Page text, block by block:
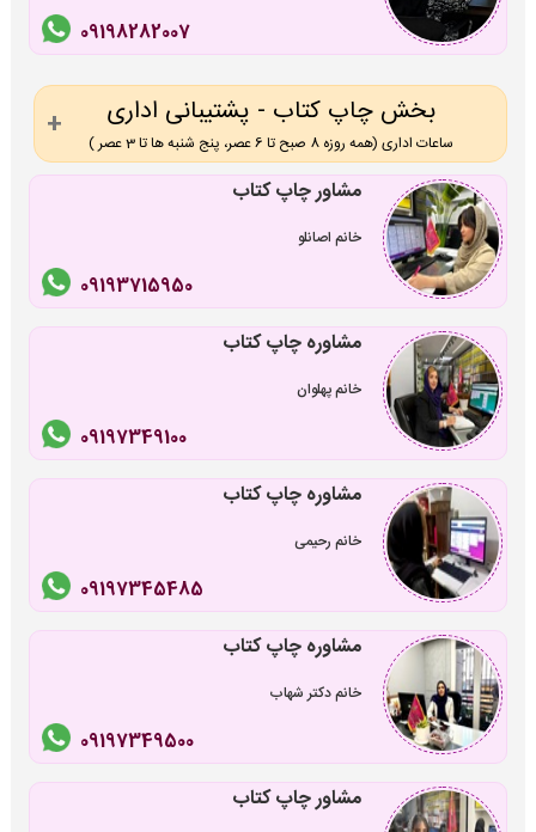
09198282007
بخش چاپ کتاب - پشتیبانی اداری
ساعات اداری (همه روزه 8 صبح تا 6 عصر، پنج شنبه ها تا 3 عصر )
مشاور چاپ کتاب
خانم اصانلو
09193715950
مشاوره چاپ کتاب
خانم پهلوان
09197349100
مشاوره چاپ کتاب
خانم رحیمی
09197345485
مشاوره چاپ کتاب
خانم دکتر شهاب
09197349500
مشاور چاپ کتاب